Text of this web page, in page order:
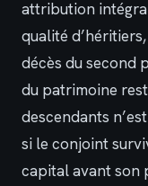
attribution
qualité
décès du second
du patrimoine
descendants
si le conjoint
capital avant son